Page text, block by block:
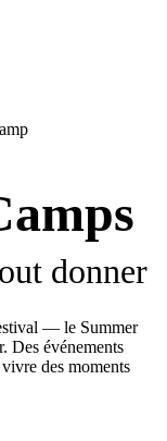
donner
— le Summer
Des événements
des moments